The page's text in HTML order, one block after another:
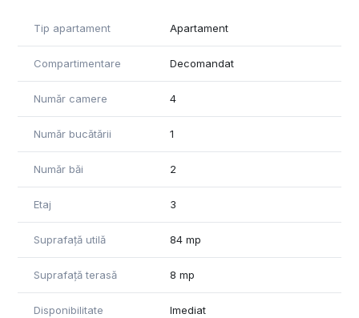
Tip apartament Apartament
Compartimentare Decomandat
Număr camere 4
Număr bucătării 1
Număr băi 2
Etaj 3
Suprafață utilă 84 mp
Suprafață terasă 8 mp
Disponibilitate Imediat